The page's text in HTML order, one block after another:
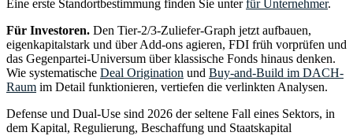
Eine erste Standortbestimmung finden Sie unterfür Unternehmer.
Für Investoren. Den Tier-2/3-Zuliefer-Graph jetzt aufbauen,
eigenkapitalstark und über Add-ons agieren, FDI früh vorprüfen und
das Gegenpartei-Universum über klassische Fonds hinaus denken.
Wie systematische Deal Origination und Buy-and-Build im DACH-
Raum im Detail funktionieren, vertiefen die verlinkten Analysen.
Defense und Dual-Use sind 2026 der seltene Fall eines Sektors, in
dem Kapital, Regulierung, Beschaffung und Staatskapital